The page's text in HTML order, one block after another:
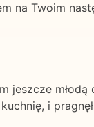
na Twoim
jeszcze
i